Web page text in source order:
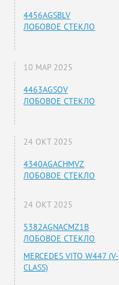
4456AGSBLV
ЛОБОВОЕ СТЕКЛО
10 МАР 2025
4463AGSOV
ЛОБОВОЕ СТЕКЛО
24 ОКТ 2025
4340AGACHMVZ
ЛОБОВОЕ СТЕКЛО
24 ОКТ 2025
5382AGNACMZ1B
ЛОБОВОЕ СТЕКЛО
MERCEDES VITO W447 (V-
CLASS)